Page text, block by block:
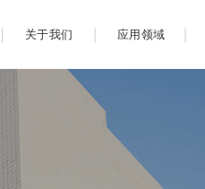
应用领域
关于我们